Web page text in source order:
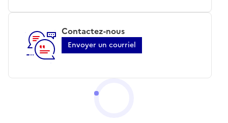
Contactez-nous
Envoyer un courriel